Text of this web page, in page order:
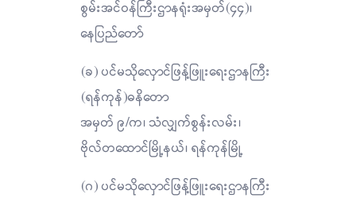
စွမ်းအင်ဝန်ကြီးဌာနရုံးအမှတ်(၄၄)၊
နေပြည်တော်
(ခ) ပင်မသိုလှောင်ဖြန့်ဖြူးရေးဌာနကြီး
(ရန်ကုန်)ဓနိတော
အမှတ် ၉/က၊ သံလျှက်စွန်းလမ်း၊
ဗိုလ်တထောင်မြို့နယ်၊ ရန်ကုန်မြို့
(ဂ) ပင်မသိုလှောင်ဖြန့်ဖြူးရေးဌာနကြီး